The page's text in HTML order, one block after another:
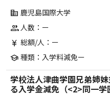
corporate_fare 鹿児島国際大学
group人数：ー
currency_yen 総額/人：ー
school 種類：入学料減免ー
学校法人津曲学園兄弟姉
る入学金減免（<2>同一学